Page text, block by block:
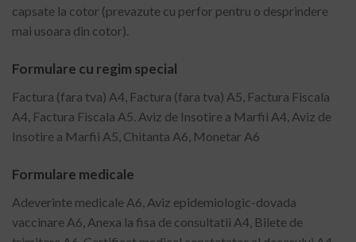
capsate la cotor (prevazute cu perfor pentru o desprindere
mai usoara din cotor).
Formulare cu regim special
Factura (fara tva) A4, Factura (fara tva) A5, Factura Fiscala
A4, Factura Fiscala A5. Aviz de Insotire a Marfii A4, Aviz de
Insotire a Marfii A5, Chitanta A6, Monetar A6
Formulare medicale
Adeverinte medicale A6, Aviz epidemiologic-dovada
vaccinare A6, Anexa la fisa de consultatii A4, Bilete de